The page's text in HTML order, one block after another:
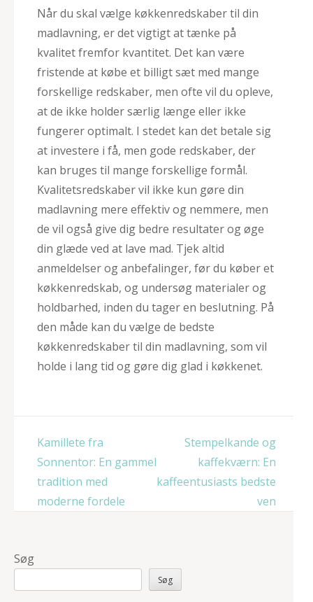
Når du skal vælge køkkenredskaber til din
madlavning, er det vigtigt at tænke på
kvalitet fremfor kvantitet. Det kan være
fristende at købe et billigt sæt med mange
forskellige redskaber, men ofte vil du opleve,
at de ikke holder særlig længe eller ikke
fungerer optimalt. I stedet kan det betale sig
at investere i få, men gode redskaber, der
kan bruges til mange forskellige formål.
Kvalitetsredskaber vil ikke kun gøre din
madlavning mere effektiv og nemmere, men
de vil også give dig bedre resultater og øge
din glæde ved at lave mad. Tjek altid
anmeldelser og anbefalinger, før du køber et
køkkenredskab, og undersøg materialer og
holdbarhed, inden du tager en beslutning. På
den måde kan du vælge de bedste
køkkenredskaber til din madlavning, som vil
holde i lang tid og gøre dig glad i køkkenet.
Indlægsnavigation
Kamillete fra
Sonnentor: En gammel
tradition med
moderne fordele
Stempelkande og
kaffekværn: En
kaffeentusiasts bedste
ven
Søg
Søg